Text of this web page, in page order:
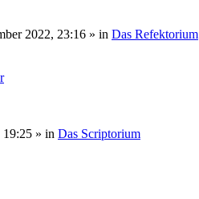
2022, 23:16 » in Das Refektorium
19:25 » in Das Scriptorium